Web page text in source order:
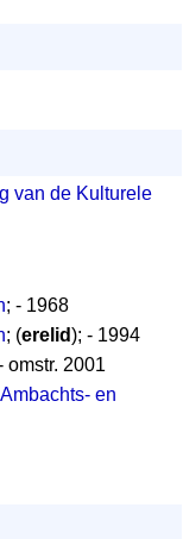
van de Kulturele
; - 1968
; (erelid); - 1994
omstr. 2001
en